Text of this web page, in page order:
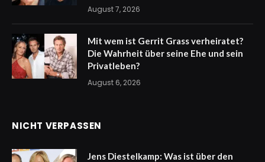
August 7, 2026
Mit wem ist Gerrit Grass verheiratet?
Die Wahrheit über seine Ehe und sein
Privatleben?
August 6, 2026
NICHT VERPASSEN
Jens Diestelkamp: Was ist über den